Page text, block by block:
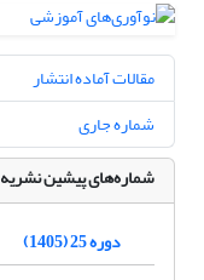
مقالات آماده انتشار
شماره جاری
شماره‌های پیشین نشریه
دوره 25 (1405)